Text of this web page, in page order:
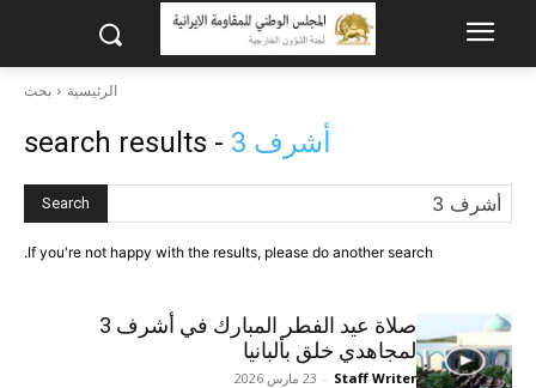
الرئيسية بحث
أشرف 3 - search results
Search
If you're not happy with the results, please do another search.
صلاة عيد الفطر المبارك في أشرف 3
لمجاهدي خلق بألبانيا
Staff Writer
- 23 مارس 2026